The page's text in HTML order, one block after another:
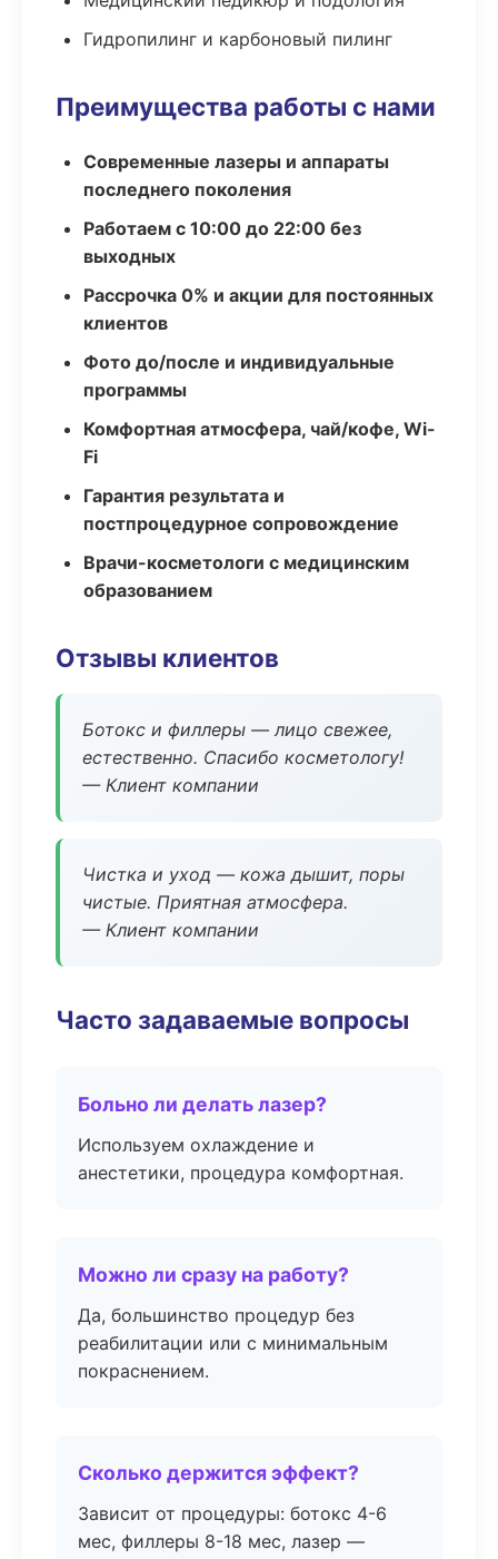
Гидропилинг и карбоновый пилинг
Преимущества работы с нами
Современные лазеры и аппараты
последнего поколения
Работаем с 10:00 до 22:00 без
выходных
Рассрочка 0% и акции для постоянных
клиентов
Фото до/после и индивидуальные
программы
Комфортная атмосфера, чай/кофе, Wi-
Fi
Гарантия результата и
постпроцедурное сопровождение
Врачи-косметологи с медицинским
образованием
Отзывы клиентов
Ботокс и филлеры — лицо свежее,
естественно. Спасибо косметологу!
— Клиент компании
Чистка и уход — кожа дышит, поры
чистые. Приятная атмосфера.
— Клиент компании
Часто задаваемые вопросы
Больно ли делать лазер?
Используем охлаждение и
анестетики, процедура комфортная.
Можно ли сразу на работу?
Да, большинство процедур без
реабилитации или с минимальным
покраснением.
Сколько держится эффект?
Зависит от процедуры: ботокс 4-6
мес, филлеры 8-18 мес, лазер —